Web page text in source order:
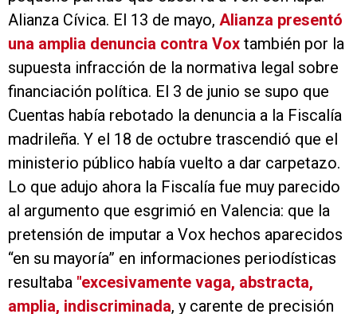
Alianza Cívica. El 13 de mayo, Alianza presentó
una amplia denuncia contra Vox también por la
supuesta infracción de la normativa legal sobre
financiación política. El 3 de junio se supo que
Cuentas había rebotado la denuncia a la Fiscalía
madrileña. Y el 18 de octubre trascendió que el
ministerio público había vuelto a dar carpetazo.
Lo que adujo ahora la Fiscalía fue muy parecido
al argumento que esgrimió en Valencia: que la
pretensión de imputar a Vox hechos aparecidos
“en su mayoría” en informaciones periodísticas
resultaba "excesivamente vaga, abstracta,
amplia, indiscriminada, y carente de precisión